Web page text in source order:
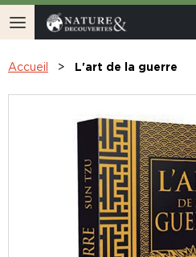
Accueil L'art de la guerre